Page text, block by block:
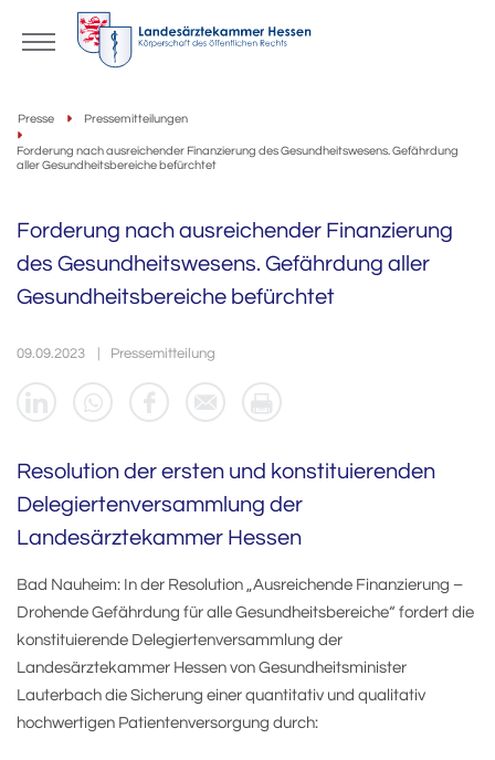
Presse Pressemitteilungen
Forderung nach ausreichender Finanzierung des Gesundheitswesens. Gefährdung
aller Gesundheitsbereiche befürchtet
Forderung nach ausreichender Finanzierung
des Gesundheitswesens. Gefährdung aller
Gesundheitsbereiche befürchtet
09.09.2023 Pressemitteilung
Resolution der ersten und konstituierenden
Delegiertenversammlung der
Landesärztekammer Hessen
Bad Nauheim: In der Resolution „Ausreichende Finanzierung –
Drohende Gefährdung für alle Gesundheitsbereiche“ fordert die
konstituierende Delegiertenversammlung der
Landesärztekammer Hessen von Gesundheitsminister
Lauterbach die Sicherung einer quantitativ und qualitativ
hochwertigen Patientenversorgung durch: